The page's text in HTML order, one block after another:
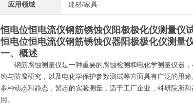
应用领域 建材/家具
恒电位恒电流仪钢筋锈蚀仪阳极极化仪测量仪
恒电位恒电流仪钢筋锈蚀仪器阳极极化仪测量
一、概述
钢筋腐蚀测量仪是一种重要的腐蚀检测和电化学测量仪器
蚀与防腐研究，以及电化学保护参数测试等方面具有广泛的用
多种动态和静态，暂态的实验测量，适于工厂企业，科研院所
用。